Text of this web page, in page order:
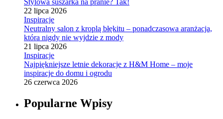
22 lipca 2026
Inspiracje
Neutralny salon z kroplą błękitu – ponadczasowa aranżacja,
która nigdy nie wyjdzie z mody
21 lipca 2026
Inspiracje
Najpiękniejsze letnie dekoracje z H&M Home – moje
inspiracje do domu i ogrodu
26 czerwca 2026
Popularne Wpisy